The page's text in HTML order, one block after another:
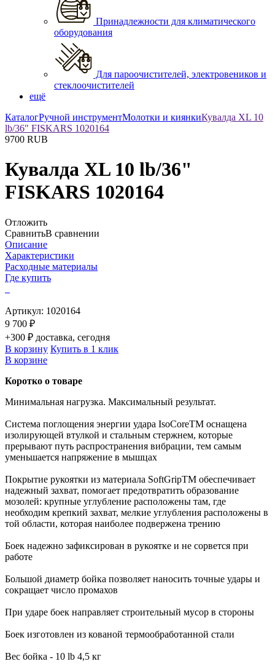
Принадлежности для климатического
оборудования
Для пароочистителей, электровеников и
стеклоочистителей
ещё
КаталогРучной инструментМолотки и киянкиКувалда XL 10
lb/36" FISKARS 1020164
9700 RUB
Кувалда XL 10 lb/36"
FISKARS 1020164
Отложить
СравнитьВ сравнении
Описание
Характеристики
Расходные материалы
Где купить
Артикул: 1020164
9 700 ₽
+300 ₽ доставка, сегодня
В корзину Купить в 1 клик
В корзине
Коротко о товаре
Минимальная нагрузка. Максимальный результат.
Система поглощения энергии удара IsoCoreTM оснащена
изолирующей втулкой и стальным стержнем, которые
прерывают путь распространения вибрации, тем самым
уменьшается напряжение в мышцах
Покрытие рукоятки из материала SoftGripTM обеспечивает
надежный захват, помогает предотвратить образование
мозолей: крупные углубление расположены там, где
необходим крепкий захват, мелкие углубления расположены в
той области, которая наиболее подвержена трению
Боек надежно зафиксирован в рукоятке и не сорвется при
работе
Большой диаметр бойка позволяет наносить точные удары и
сокращает число промахов
При ударе боек направляет строительный мусор в стороны
Боек изготовлен из кованой термообработанной стали
Вес бойка - 10 lb 4,5 кг